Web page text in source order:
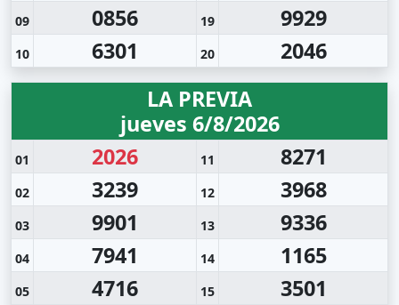
09 0856 19 9929
10 6301 20
2046
LA PREVIA
jueves 6/8/2026
01 2026 11 8271
02 3239 12 3968
03 9901 13 9336
04 7941 14 1165
05 4716 15 3501